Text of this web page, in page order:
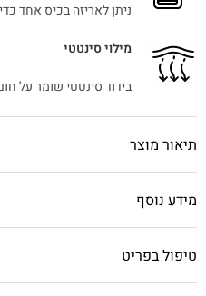
ניתן לאריזה בכיס אחד
מילוי סינטטי
בידוד סינטטי שומר על
תיאור מוצר
מידע נוסף
טיפול בפריט